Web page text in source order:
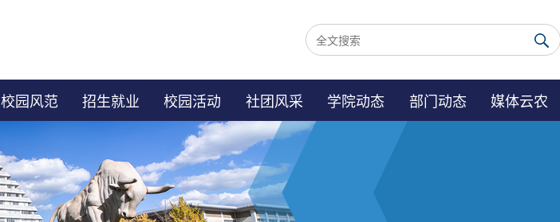
校园风范 招生就业 校园活动 社团风采 学院动态 部门动态 媒体云农